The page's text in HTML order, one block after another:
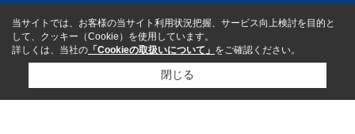
当サイトでは、お客様の当サイト利用状況把握、サービス向上検討を目的と
して、クッキー（Cookie）を使用しています。
詳しくは、当社の 「Cookieの取扱いについて」 をご確認ください。
閉じる